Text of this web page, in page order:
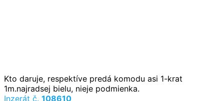
Kto daruje, respektíve predá komodu asi 1-krat
1m.najradsej bielu, nieje podmienka.
Inzerát č. 108610